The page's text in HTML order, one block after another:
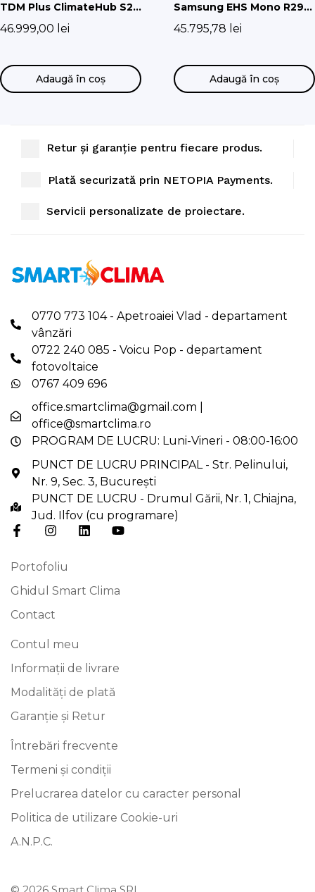
TDM Plus ClimateHub S2
200L (standard) Trifazata
46.999,00 lei
Adaugă în coș
Samsung EHS Mono R290
cu Hydro Unit Integrat
(Fără pompă de circulatie)
AE080CXYDGK/EU
45.795,78 lei
Adaugă în coș
Retur și garanție pentru fiecare produs.
Plată securizată prin NETOPIA Payments.
Servicii personalizate de proiectare.
0770 773 104 - Apetroaiei Vlad - departament
vânzări
0722 240 085 - Voicu Pop - departament
fotovoltaice
0767 409 696
office.smartclima@gmail.com
office@smartclima.ro
PROGRAM DE LUCRU: Luni-Vineri - 08:00-16:00
PUNCT DE LUCRU PRINCIPAL - Str. Pelinului,
Nr. 9, Sec. 3, București
PUNCT DE LUCRU - Drumul Gării, Nr. 1, Chiajna,
Jud. Ilfov (cu programare)
Portofoliu
Ghidul Smart Clima
Contact
Contul meu
Informații de livrare
Modalități de plată
Garanție și Retur
Întrebări frecvente
Termeni și condiții
Prelucrarea datelor cu caracter personal
Politica de utilizare Cookie-uri
A.N.P.C.